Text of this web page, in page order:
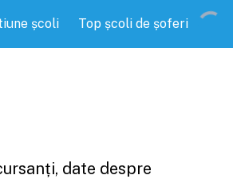
școli Top școli de șoferi
date despre